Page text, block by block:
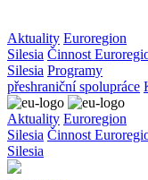
Aktuality Euroregion
Silesia Činnost
Silesia Programy
přeshraniční spolupráce
Aktuality Euroregion
Silesia Činnost
Silesia